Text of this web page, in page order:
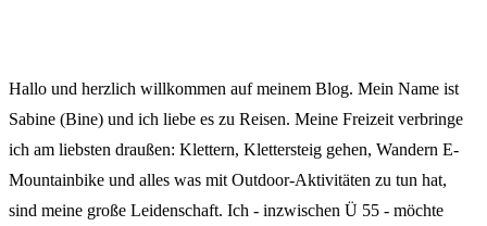
Hallo und herzlich willkommen auf meinem Blog. Mein Name ist
Sabine (Bine) und ich liebe es zu Reisen. Meine Freizeit verbringe
ich am liebsten draußen: Klettern, Klettersteig gehen, Wandern E-
Mountainbike und alles was mit Outdoor-Aktivitäten zu tun hat,
sind meine große Leidenschaft. Ich - inzwischen Ü 55 - möchte